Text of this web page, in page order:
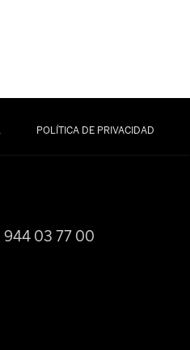
POLÍTICA DE PRIVACIDAD
944 03 77 00